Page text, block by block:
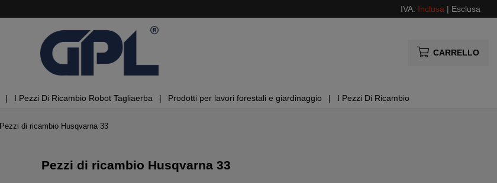
IVA: Inclusa | Esclusa
CARRELLO
I Pezzi Di Ricambio Robot Tagliaerba Prodotti per lavori forestali e giardinaggio I Pezzi Di Ricambio
Pezzi di ricambio Husqvarna 33
Pezzi di ricambio Husqvarna 33